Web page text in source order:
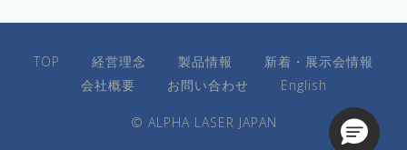
TOP 経営理念 製品情報
新着・展示会情報
会社概要
お問い合わせ English
© ALPHA LASER JAPAN